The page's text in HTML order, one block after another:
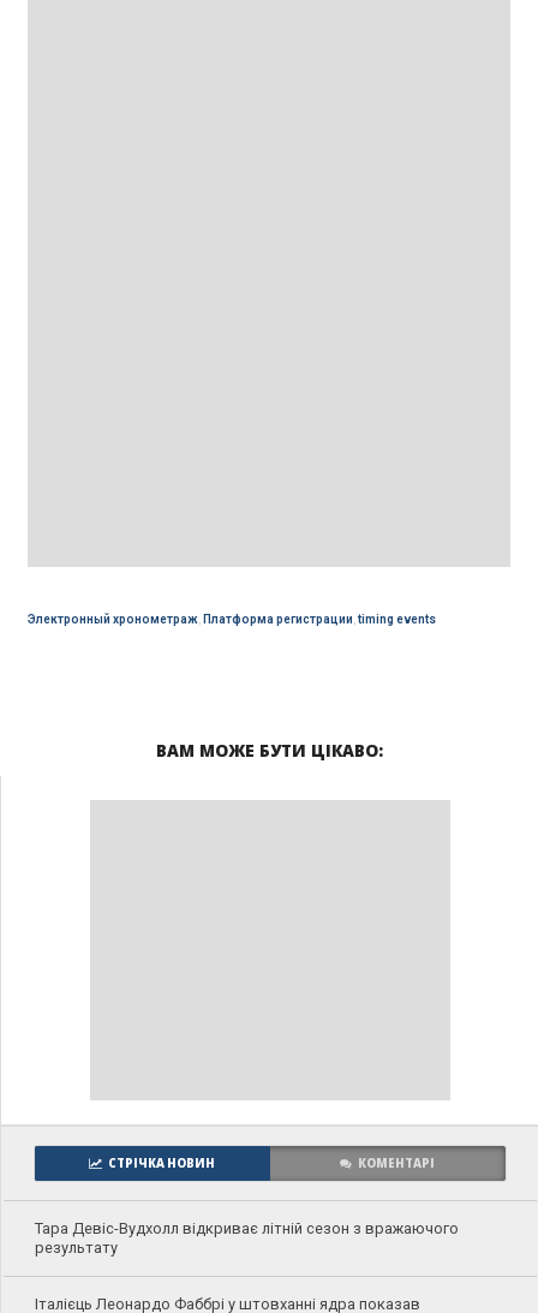
Электронный хронометраж, Платформа регистрации timing events
ВАМ МОЖЕ БУТИ ЦІКАВО:
СТРІЧКА НОВИН КОМЕНТАРІ
Тара Девіс-Вудхолл відкриває літній сезон з вражаючого
результату
Італієць Леонардо Фаббрі у штовханні ядра показав